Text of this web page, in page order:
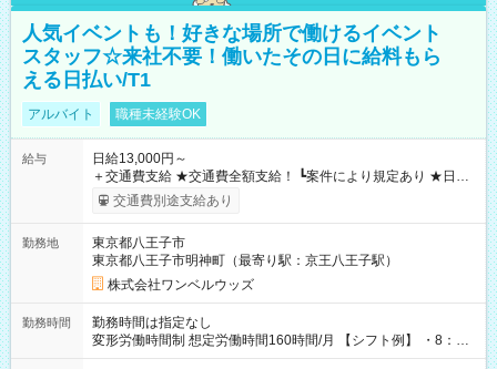
人気イベントも！好きな場所で働けるイベント
スタッフ☆来社不要！働いたその日に給料もら
える日払い/T1
アルバイト 職種未経験OK
給与
日給13,000円～
＋交通費支給 ★交通費全額支給！ ┗案件により規定あり ★日払
いOK！（規定あり） ┗働いたその日に現金GET♪ お仕事後はコ
ンビニATMから 日払い分を引き落とせます！ 【試用期間】試
交通費別途支給あり
勤務地
東京都八王子市
東京都八王子市明神町（最寄り駅：京王八王子駅）
株式会社ワンベルウッズ
勤務時間
勤務時間は指定なし
変形労働時間制 想定労働時間160時間/月 【シフト例】 ・8：00
～21：00